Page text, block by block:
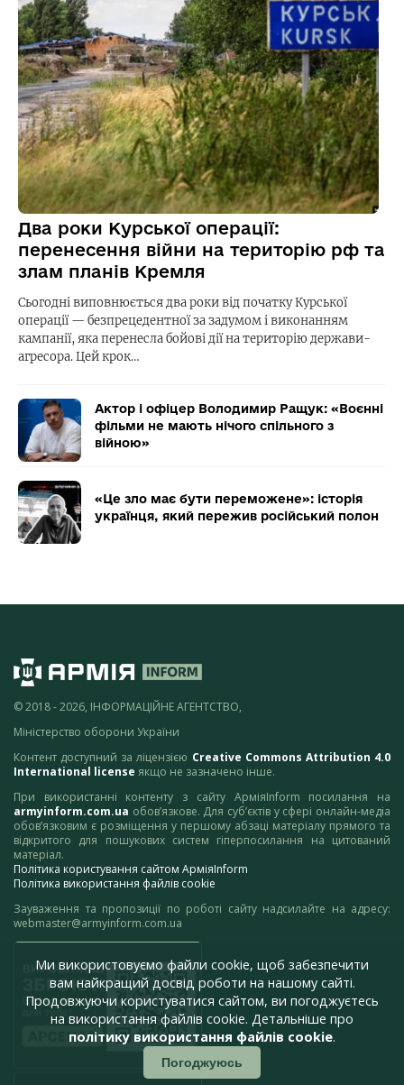
Два роки Курської операції:
перенесення війни на територію рф та
злам планів Кремля
Сьогодні виповнюється два роки від початку Курської
операції — безпрецедентної за задумом і виконанням
кампанії, яка перенесла бойові дії на територію держави-
агресора. Цей крок…
Актор і офіцер Володимир Ращук: «Воєнні
фільми не мають нічого спільного з
війною»
«Це зло має бути переможене»: історія
українця, який пережив російський полон
© 2018 - 2026, ІНФОРМАЦІЙНЕ АГЕНТСТВО,
Міністерство оборони України
Контент доступний за ліцензією Creative Commons Attribution 4.0
International license якщо не зазначено інше.
При використанні контенту з сайту АрміяInform посилання на
armyinform.com.ua обов’язкове. Для суб’єктів у сфері онлайн-медіа
обов’язковим є розміщення у першому абзаці матеріалу прямого та
відкритого для пошукових систем гіперпосилання на цитований
матеріал.
Політика користування сайтом АрміяInform
Політика використання файлів cookie
Зауваження та пропозиції по роботі сайту надсилайте на адресу:
webmaster@armyinform.com.ua
Ми використовуємо файли cookie, щоб забезпечити
вам найкращий досвід роботи на нашому сайті.
Продовжуючи користуватися сайтом, ви погоджуєтесь
на використання файлів cookie. Детальніше про
політику використання файлів cookie.
Погоджуюсь